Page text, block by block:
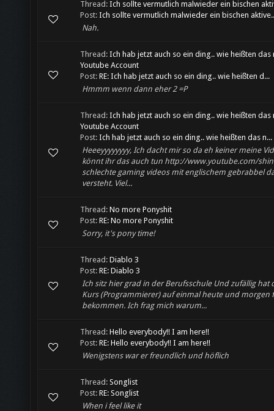
Thread: Ich sollte vermutlich malwieder ein bischen
Post: Ich sollte vermutlich malwieder ein bischen
Nah.
Thread: Ich hab jetzt auch so ein ding.. wie heißten das
Youtube Account
Post: RE: Ich hab jetzt auch so ein ding.. wie heißten d...
Hmmm wenn dann eher 2 =P
Thread: Ich hab jetzt auch so ein ding.. wie heißten das
Youtube Account
Post: Ich hab jetzt auch so ein ding.. wie heißten das n...
Heeeyyyyyyyy, Ich dacht mir so da eh keiner meine
könnt ihr das auch tun http://www.youtube.com/
schlechte gaming videos mit englischem gebrabbel
versteht. Viel...
Thread: No more Ponyshit
Post: RE: No more Ponyshit
Sorry, it's pony time!
Thread: Diablo 3
Post: RE: Diablo 3
Ich sitz hier grad in der Berufsschule Und zufällig hat
Kurs (Programmierer) auf einmal heute und morgen
bekommen. Ich frag mich warum...
Thread: Hello everybody!! I am here!!
Post: RE: Hello everybody!! I am here!!
Wenigstens war er freundlich und höflich
Thread: Songlist
Post: RE: Songlist
When i feel like it